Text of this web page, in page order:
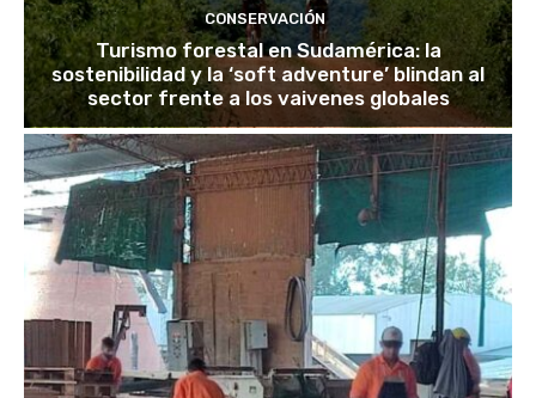
CONSERVACIÓN
Turismo forestal en Sudamérica: la
sostenibilidad y la ‘soft adventure’ blindan al
sector frente a los vaivenes globales